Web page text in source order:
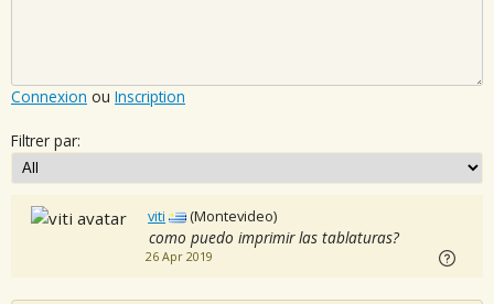
Connexion ou Inscription
Filtrer par:
viti (Montevideo)
como puedo imprimir las tablaturas?
26 Apr 2019